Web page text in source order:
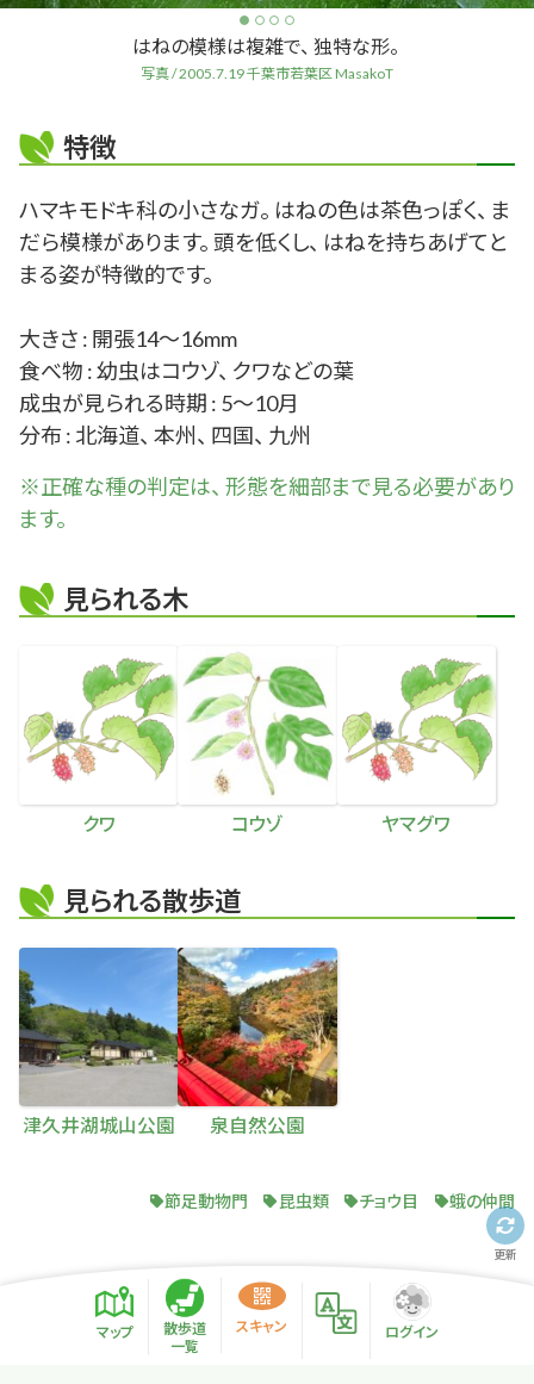
はねの模様は複雑で、 独特な形。
写真 / 2005.7.19 千葉市若葉区 MasakoT
特徴
ハマキモドキ科の小さなガ。 はねの色は茶色っぽく、 ま
だら模様があります。 頭を低くし、 はねを持ちあげてと
まる姿が特徴的です。
大きさ : 開張14～16mm
食べ物 : 幼虫はコウゾ、 クワなどの葉
成虫が見られる時期 : 5～10月
分布 : 北海道、 本州、 四国、 九州
※正確な種の判定は、 形態を細部まで見る必要があり
ます。
見られる木
クワ コウゾ ヤマグワ
見られる散歩道
津久井湖城山公園 泉自然公園
節足動物門 昆虫類 チョウ目 蛾の仲間
更新
マップ
散歩道
一覧
スキャン ログイン